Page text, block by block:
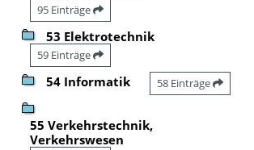
95 Einträge
53 Elektrotechnik
59 Einträge
54 Informatik 58 Einträge
55 Verkehrstechnik,
Verkehrswesen